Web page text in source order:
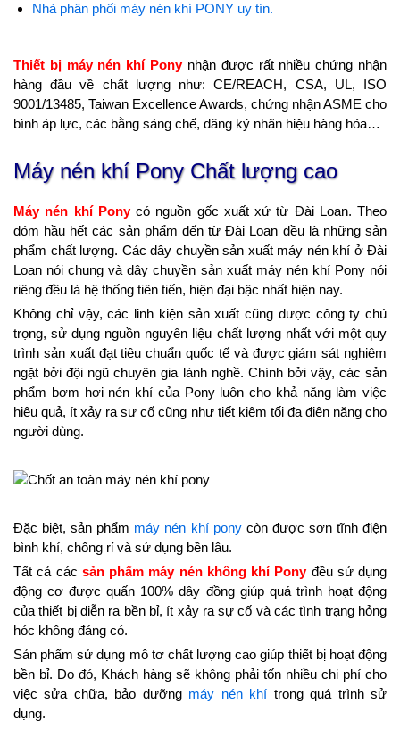
Nhà phân phối máy nén khí PONY uy tín.
Thiết bị máy nén khí Ponynhận được rất nhiều chứng nhận
hàng đầu về chất lượng như: CE/REACH, CSA, UL, ISO
9001/13485, Taiwan Excellence Awards, chứng nhận ASME cho
bình áp lực, các bằng sáng chế, đăng ký nhãn hiệu hàng hóa…
Máy nén khí Pony Chất lượng cao
Máy nén khí Ponycó nguồn gốc xuất xứ từ Đài Loan. Theo
đóm hầu hết các sản phẩm đến từ Đài Loan đều là những sản
phẩm chất lượng. Các dây chuyền sản xuất máy nén khí ở Đài
Loan nói chung và dây chuyền sản xuất máy nén khí Pony nói
riêng đều là hệ thống tiên tiến, hiện đại bậc nhất hiện nay.
Không chỉ vậy, các linh kiện sản xuất cũng được công ty chú
trọng, sử dụng nguồn nguyên liệu chất lượng nhất với một quy
trình sản xuất đạt tiêu chuẩn quốc tế và được giám sát nghiêm
ngặt bởi đội ngũ chuyên gia lành nghề. Chính bởi vậy, các sản
phẩm bơm hơi nén khí của Pony luôn cho khả năng làm việc
hiệu quả, ít xảy ra sự cố cũng như tiết kiệm tối đa điện năng cho
người dùng.
Đặc biệt, sản phẩm máy nén khí ponycòn được sơn tĩnh điện
bình khí, chống rỉ và sử dụng bền lâu.
Tất cả các sản phẩm máy nén không khí Ponyđều sử dụng
động cơ được quấn 100% dây đồng giúp quá trình hoạt động
của thiết bị diễn ra bền bỉ, ít xảy ra sự cố và các tình trạng hỏng
hóc không đáng có.
Sản phẩm sử dụng mô tơ chất lượng cao giúp thiết bị hoạt động
bền bỉ. Do đó, Khách hàng sẽ không phải tốn nhiều chi phí cho
việc sửa chữa, bảo dưỡng máy nén khí trong quá trình sử
dụng.